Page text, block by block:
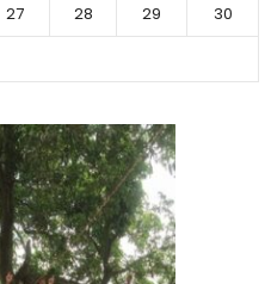
27 28 29
30